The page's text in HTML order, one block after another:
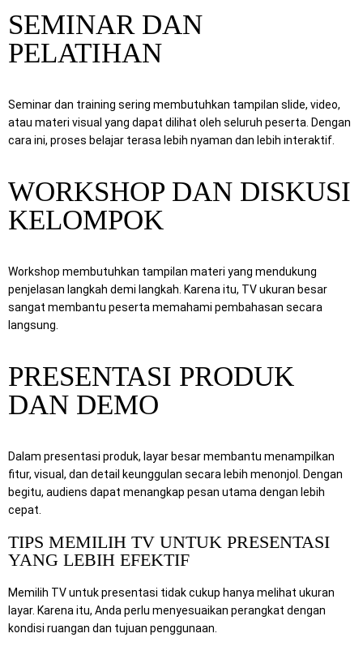
SEMINAR DAN
PELATIHAN
Seminar dan training sering membutuhkan tampilan slide, video,
atau materi visual yang dapat dilihat oleh seluruh peserta. Dengan
cara ini, proses belajar terasa lebih nyaman dan lebih interaktif.
WORKSHOP DAN DISKUSI
KELOMPOK
Workshop membutuhkan tampilan materi yang mendukung
penjelasan langkah demi langkah. Karena itu, TV ukuran besar
sangat membantu peserta memahami pembahasan secara
langsung.
PRESENTASI PRODUK
DAN DEMO
Dalam presentasi produk, layar besar membantu menampilkan
fitur, visual, dan detail keunggulan secara lebih menonjol. Dengan
begitu, audiens dapat menangkap pesan utama dengan lebih
cepat.
TIPS MEMILIH TV UNTUK PRESENTASI
YANG LEBIH EFEKTIF
Memilih TV untuk presentasi tidak cukup hanya melihat ukuran
layar. Karena itu, Anda perlu menyesuaikan perangkat dengan
kondisi ruangan dan tujuan penggunaan.